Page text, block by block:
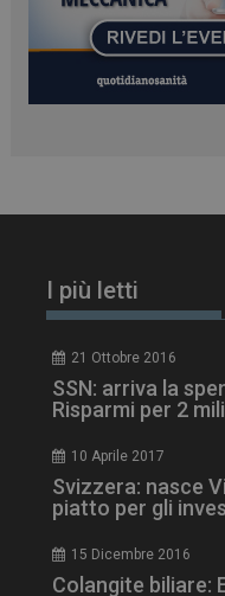
I più letti
21 Ottobre 2016
SSN: arriva la
Risparmi per 2
10 Aprile 2017
Svizzera: nasce
piatto per gli
15 Dicembre 2016
Colangite biliare:
PHPSESSID
tracking-sites-
ironfish-session-